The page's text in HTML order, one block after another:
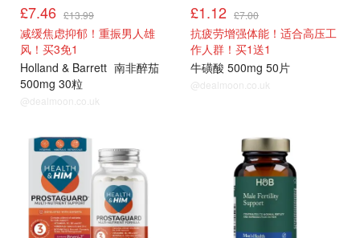
£7.46 £13.99
减缓焦虑抑郁！重振男人雄
风！买3免1
Holland & Barrett 南非醉茄
500mg 30粒
@dealmoon.co.uk
£1.12 £7.00
抗疲劳增强体能！适合高压工
作人群！买1送1
牛磺酸 500mg 50片
@dealmoon.co.uk